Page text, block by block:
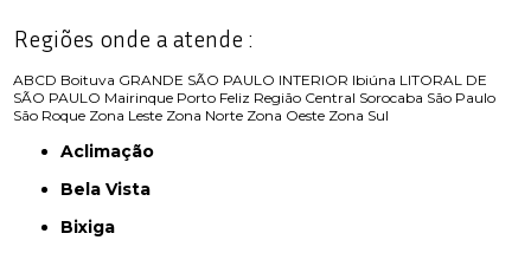
Regiões onde a atende :
ABCD Boituva GRANDE SÃO PAULO INTERIOR Ibiúna LITORAL DE
SÃO PAULO Mairinque Porto Feliz Região Central Sorocaba São Paulo
São Roque Zona Leste Zona Norte Zona Oeste Zona Sul
Aclimação
Bela Vista
Bixiga